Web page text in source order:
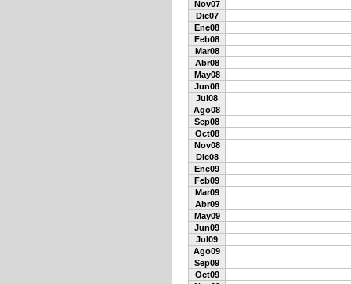
Nov07
Dic07
Ene08
Feb08
Mar08
Abr08
May08
Jun08
Jul08
Ago08
Sep08
Oct08
Nov08
Dic08
Ene09
Feb09
Mar09
Abr09
May09
Jun09
Jul09
Ago09
Sep09
Oct09